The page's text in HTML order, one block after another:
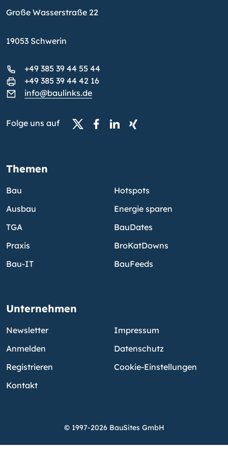
Große Wasserstraße 22
19053 Schwerin
+49 385 39 44 55 44
+49 385 39 44 42 16
info@baulinks.de
Folge uns auf
Themen
Bau
Ausbau
TGA
Praxis
Bau-IT
Hotspots
Energie sparen
BauDates
BroKatDowns
BauFeeds
Unternehmen
Newsletter
Anmelden
Registrieren
Kontakt
Impressum
Datenschutz
Cookie-Einstellungen
© 1997-2026 BauSites GmbH